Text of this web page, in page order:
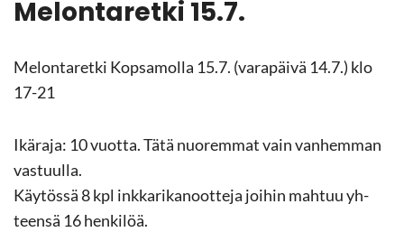
Me­lon­ta­ret­ki 15.7.
Me­lon­ta­ret­ki Kop­sa­mol­la 15.7. (va­ra­päi­vä 14.7.) klo
17-21
Ikä­ra­ja: 10 vuot­ta. Tätä nuo­rem­mat vain van­hem­man
vas­tuul­la.
Käy­tös­sä 8 kpl ink­ka­ri­ka­noot­te­ja joi­hin mah­tuu yh­
teen­sä 16 hen­ki­löä.